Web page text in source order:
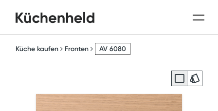
Küche kaufen Fronten AV 6080